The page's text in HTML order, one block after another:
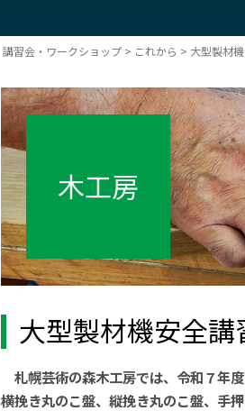
講習会・ワークショップ > これから > 大型製材
木工房
大型製材機安全講
札幌芸術の森木工房では、令和７年
横挽き丸のこ盤、縦挽き丸のこ盤、手